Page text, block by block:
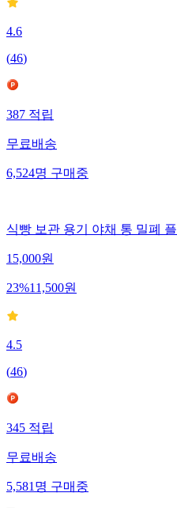
4.6
(46)
387 적립
무료배송
6,524명 구매중
식빵 보관 용기 야채 통 밀폐
15,000원
23%11,500원
4.5
(46)
345 적립
무료배송
5,581 명 구매중